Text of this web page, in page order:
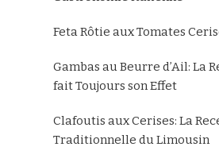
Feta Rôtie aux Tomates
Gambas au Beurre d’Ail: La
fait Toujours son Effet
Clafoutis aux Cerises: La
Traditionnelle du Limousin